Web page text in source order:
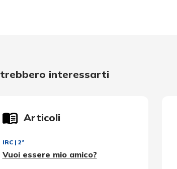
interessarti
Articoli
IRC| 2ª
Vuoi essere mio amico?